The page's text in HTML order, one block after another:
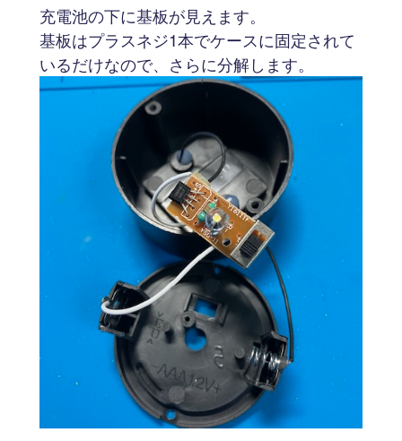
充電池の下に基板が見えます。
基板はプラスネジ1本でケースに固定されて
いるだけなので、さらに分解します。